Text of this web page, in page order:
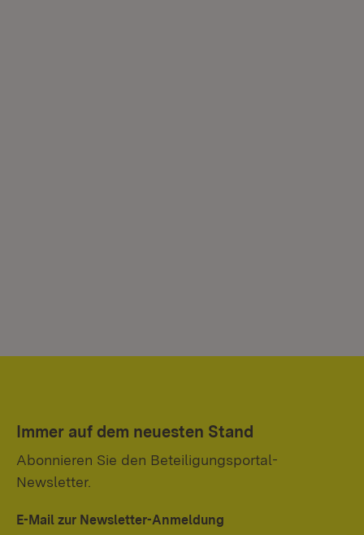
Immer auf dem neuesten Stand
Abonnieren Sie den Beteiligungsportal-
Newsletter.
E-Mail zur Newsletter-Anmeldung